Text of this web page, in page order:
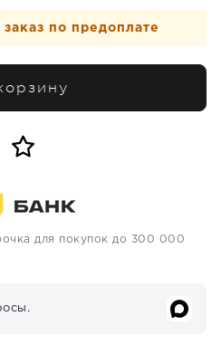
заказ по предоплате
для покупок до 300 000